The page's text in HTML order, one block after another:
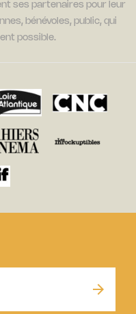
ses partenaires pour leur
bénévoles, public, qui
possible.